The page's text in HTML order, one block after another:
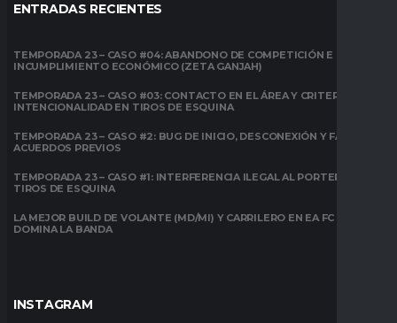
ENTRADAS RECIENTES
TEMPORADA 23 – CASO #04: ABANDONO DE COMPETICIÓN E
INCUMPLIMIENTO ECONÓMICO (ZETA GANJAH)
TEMPORADA 23 – CASO #03: CONTACTO EN EL ÁREA Y CRITERIO DE
INTENCIONALIDAD EN TIROS DE ESQUINA
TEMPORADA 23 – CASO #2: BUG DE INICIO, DESCONEXIÓN Y FALTA DE
ACUERDOS PREVIOS
TEMPORADA 23 – CASO #1: INTERFERENCIA ILEGAL AL PORTERO EN
TIROS DE ESQUINA
LA MEJOR BUILD DE VOLANTE (MD/MI) Y CARRILERO EN EA FC 26:
DOMINA LA BANDA
INSTAGRAM